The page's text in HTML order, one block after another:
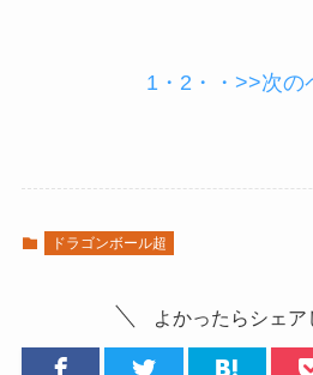
1・ 2・・ >>次の
ドラゴンボール超
よかったらシェア